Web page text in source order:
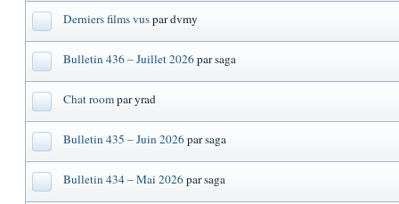
Derniers films vuspar dvmy
Bulletin 436 – Juillet 2026par saga
Chat roompar yrad
Bulletin 435 – Juin 2026par saga
Bulletin 434 – Mai 2026par saga